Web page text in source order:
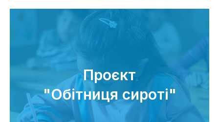
Проєкт
"Обітниця сироті"